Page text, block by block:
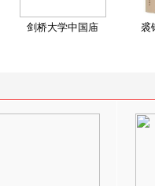
剑桥大学中国庙 裘